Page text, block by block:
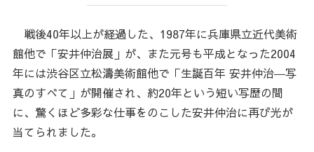
戦後40年以上が経過した、1987年に兵庫県立近代美術
館他で「安井仲治展」が、また元号も平成となった2004
年には渋谷区立松濤美術館他で「生誕百年 安井仲治―写
真のすべて」が開催され、約20年という短い写歴の間
に、驚くほど多彩な仕事をのこした安井仲治に再び光が
当てられました。